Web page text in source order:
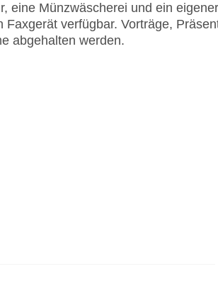
eine Münzwäscherei und ein
Faxgerät verfügbar. Vorträge,
abgehalten werden.